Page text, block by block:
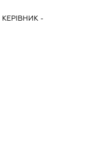
КЕРІВНИК -